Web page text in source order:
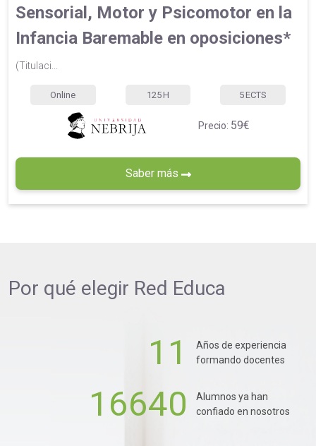
Sensorial, Motor y Psicomotor en la
Infancia Baremable en oposiciones*
(Titulaci...
Online 125 H 5 ECTS
Precio: 59€
Saber más
Por qué elegir Red Educa
11
Años de experiencia
formando docentes
16640
Alumnos ya han
confiado en nosotros